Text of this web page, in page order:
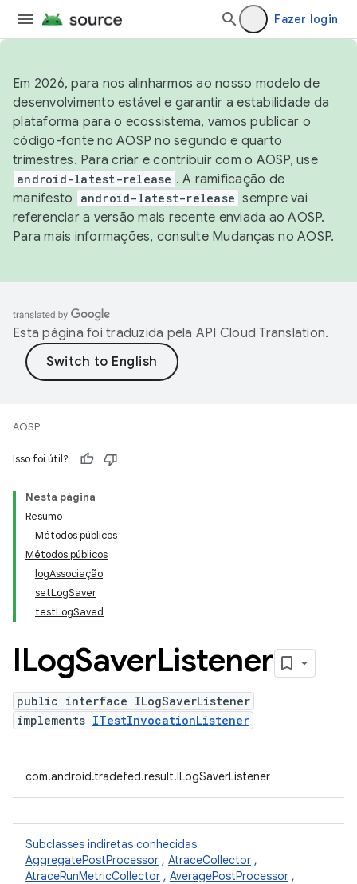
Fazer login
Em 2026, para nos alinharmos ao nosso modelo de
desenvolvimento estável e garantir a estabilidade da
plataforma para o ecossistema, vamos publicar o
código-fonte no AOSP no segundo e quarto
trimestres. Para criar e contribuir com o AOSP, use
android-latest-release . A ramificação de
manifesto
android-latest-release sempre vai
referenciar a versão mais recente enviada ao AOSP.
Para mais informações, consulte Mudanças no AOSP.
Esta página foi traduzida pela API Cloud Translation.
AOSP
Isso foi útil?
Nesta página
Resumo
Métodos públicos
Métodos públicos
logAssociação
setLogSaver
testLogSaved
ILogSaverListener
public interface ILogSaverListener
implements ITestInvocationListener
com.android.tradefed.result.ILogSaverListener
Subclasses indiretas conhecidas
AggregatePostProcessor , AtraceCollector ,
AtraceRunMetricCollector , AveragePostProcessor ,